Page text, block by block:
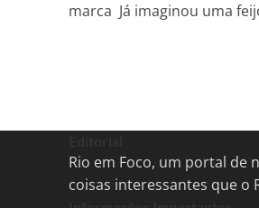
marca Já imaginou uma
Rio em Foco, um portal de
coisas interessantes que o